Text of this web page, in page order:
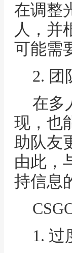
在调整
人，并
可能需
2. 团
在多
现，也
助队友
由此，
持信息
1. 过